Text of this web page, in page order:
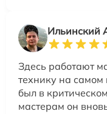
Ильинский
Здесь работают
технику на
был в
мастерам он